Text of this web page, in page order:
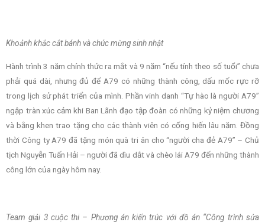
Khoảnh khắc cắt bánh và chúc mừng sinh nhật
Hành trình 3 năm chính thức ra mắt và 9 năm “nếu tính theo số tuổi” chưa
phải quá dài, nhưng đủ để A79 có những thành công, dấu mốc rực rỡ
trong lịch sử phát triển của mình. Phần vinh danh “Tự hào là người A79”
ngập tràn xúc cảm khi Ban Lãnh đạo tập đoàn có những kỷ niệm chương
và bằng khen trao tặng cho các thành viên có cống hiến lâu năm. Đồng
thời Công ty A79 đã tặng món quà tri ân cho “người cha đẻ A79” – Chủ
tịch Nguyễn Tuấn Hải – người đã dìu dắt và chèo lái A79 đến những thành
công lớn của ngày hôm nay.
Team giải 3 cuộc thi – Phương án kiến trúc với đồ án “Công trình sửa